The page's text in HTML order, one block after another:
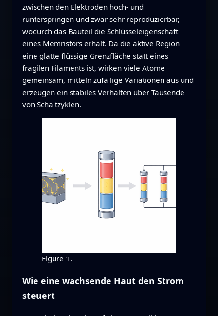
zwischen den Elektroden hoch- und
runterspringen und zwar sehr reproduzierbar,
wodurch das Bauteil die Schlüsseleigenschaft
eines Memristors erhält. Da die aktive Region
eine glatte flüssige Grenzfläche statt eines
fragilen Filaments ist, wirken viele Atome
gemeinsam, mitteln zufällige Variationen aus und
erzeugen ein stabiles Verhalten über Tausende
von Schaltzyklen.
Figure 1.
Wie eine wachsende Haut den Strom
steuert